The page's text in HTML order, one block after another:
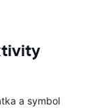
a symbol